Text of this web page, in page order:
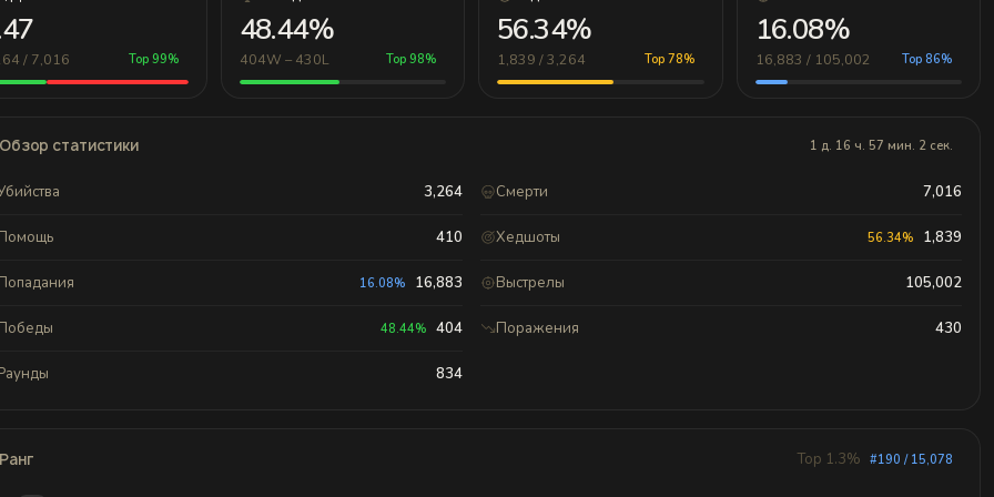
/ 7,016 Top 99%
48.44%
404W – 430L Top 98%
56.34%
1,839 / 3,264 Top 78%
16.08%
16,883 / 105,002 Top 86%
Обзор статистики 1 д. 16 ч. 57 мин. 2 сек.
3,264 Смерти 7,016
410 Хедшоты 56.34% 1,839
16.08% 16,883 Выстрелы 105,002
48.44% 404 Поражения 430
834
Ранг Top 1.3% #190 / 15,078